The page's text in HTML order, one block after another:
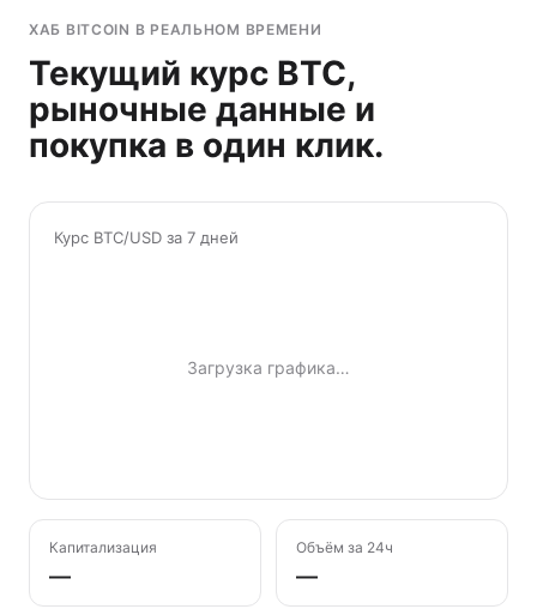
ХАБ BITCOIN В РЕАЛЬНОМ ВРЕМЕНИ
Текущий курс BTC,
рыночные данные и
покупка в один клик.
Курс BTC/USD за 7 дней
Загрузка графика…
Капитализация
—
Объём за 24ч
—